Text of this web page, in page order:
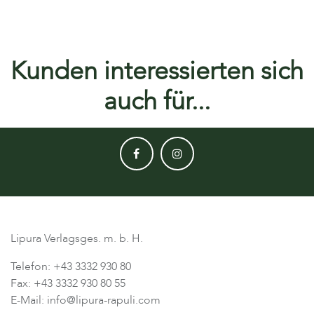
Kunden interessierten sich
auch für...
Lipura Verlagsges. m. b. H.
Telefon: +43 3332 930 80
Fax: +43 3332 930 80 55
E-Mail: info@lipura-rapuli.com